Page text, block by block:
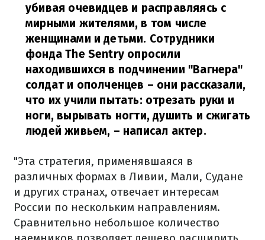
убивая очевидцев и расправляясь с
мирными жителями, в том числе
женщинами и детьми. Сотрудники
фонда The Sentry опросили
находившихся в подчинении "Вагнера"
солдат и ополченцев – они рассказали,
что их учили пытать: отрезать руки и
ноги, вырывать ногти, душить и сжигать
людей живьем, – написал актер.
"Эта стратегия, применявшаяся в
различных формах в Ливии, Мали, Судане
и других странах, отвечает интересам
России по нескольким направлениям.
Сравнительно небольшое количество